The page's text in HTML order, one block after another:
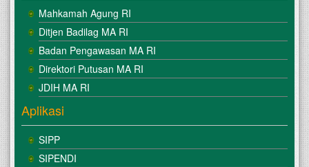
Mahkamah Agung RI
Ditjen Badilag MA RI
Badan Pengawasan MA RI
Direktori Putusan MA RI
JDIH MA RI
Aplikasi
SIPP
SIPENDI